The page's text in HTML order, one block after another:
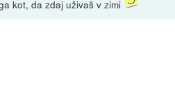
kot, da zdaj uživaš v zimi